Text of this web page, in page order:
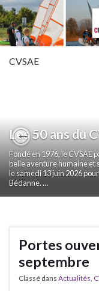
CVSAE
Les 50 ans du
Fondé en 1976, le CVSAE
belle aventure humaine et
le samedi 13 juin 2026
Bédanne. …
Previous
Portes
septembre
Classé dans Actualités